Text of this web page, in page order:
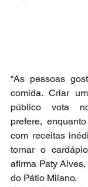
“As pessoas
comida. Criar
público vota
prefere,
com receitas
tornar o
afirma Paty
do Pátio Milano.